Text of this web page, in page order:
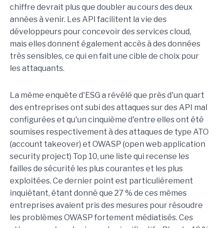
chiffre devrait plus que doubler au cours des deux
années à venir. Les API facilitent la vie des
développeurs pour concevoir des services cloud,
mais elles donnent également accès à des données
très sensibles, ce qui en fait une cible de choix pour
les attaquants.
La même enquête d'ESG a révélé que près d'un quart
des entreprises ont subi des attaques sur des API mal
configurées et qu'un cinquième d'entre elles ont été
soumises respectivement à des attaques de type ATO
(account takeover) et OWASP (open web application
security project) Top 10, une liste qui recense les
failles de sécurité les plus courantes et les plus
exploitées. Ce dernier point est particulièrement
inquiétant, étant donné que 27 % de ces mêmes
entreprises avaient pris des mesures pour résoudre
les problèmes OWASP fortement médiatisés. Ces